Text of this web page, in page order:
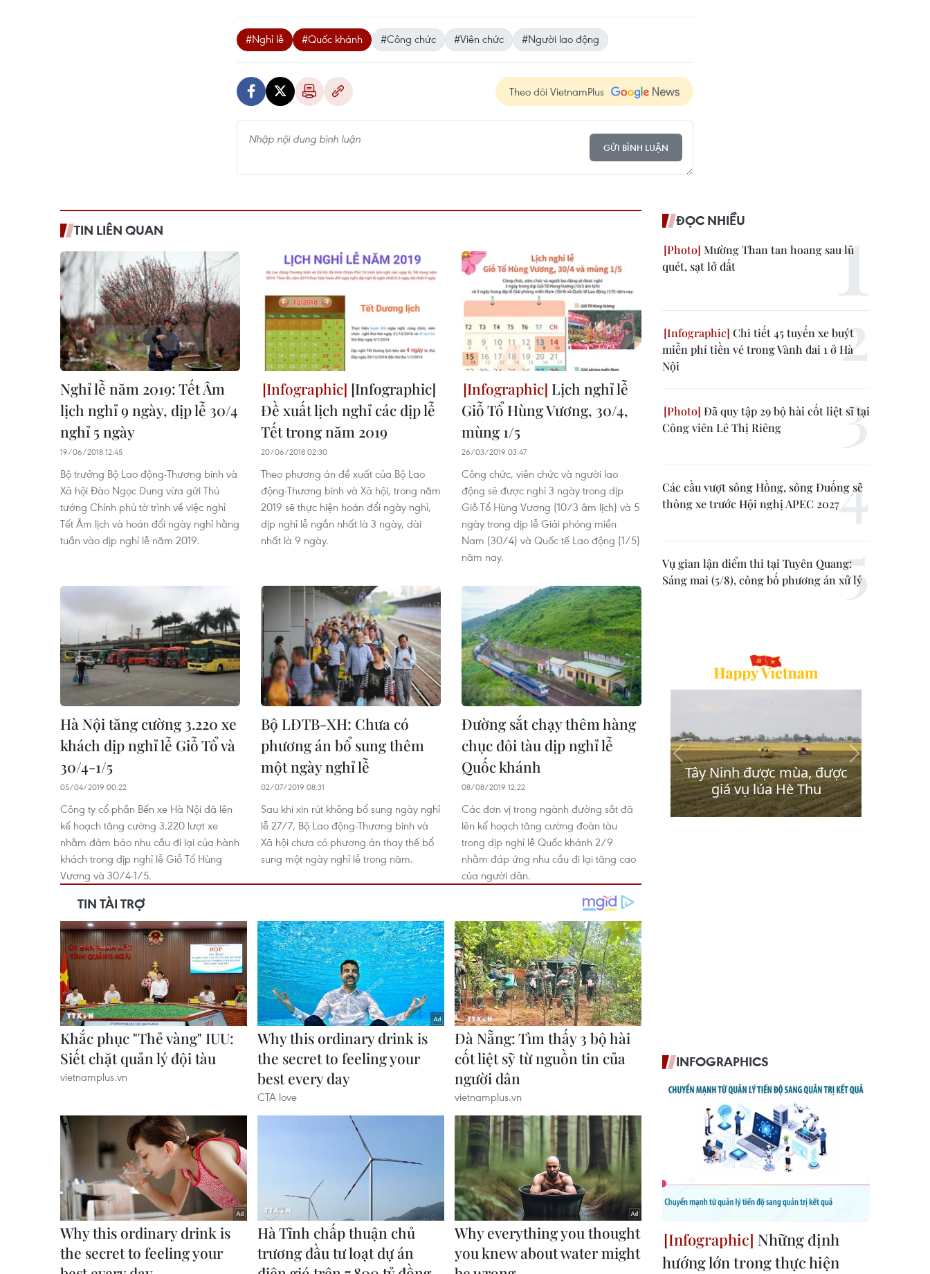
#Nghỉ lễ #Quốc khánh #Công chức #Viên chức #Người lao động
Theo dõi VietnamPlus
GỬI BÌNH LUẬN
TIN LIÊN QUAN
Nghỉ lễ năm 2019: Tết Âm
lịch nghỉ 9 ngày, dịp lễ 30/4
nghỉ 5 ngày
19/06/2018 12:45
Bộ trưởng Bộ Lao động-Thương binh và
Xã hội Đào Ngọc Dung vừa gửi Thủ
tướng Chính phủ tờ trình về việc nghỉ
Tết Âm lịch và hoán đổi ngày nghỉ hằng
tuần vào dịp nghỉ lễ năm 2019.
[Infographic]
Đề xuất lịch nghỉ các dịp lễ
Tết trong năm 2019
20/06/2018 02:30
Theo phương án đề xuất của Bộ Lao
động-Thương binh và Xã hội, trong năm
2019 sẽ thực hiện hoán đổi ngày nghỉ,
dịp nghỉ lễ ngắn nhất là 3 ngày, dài
nhất là 9 ngày.
Lịch nghỉ lễ
Giỗ Tổ Hùng Vương, 30/4,
mùng 1/5
26/03/2019 03:47
Công chức, viên chức và người lao
động sẽ được nghỉ 3 ngày trong dịp
Giỗ Tổ Hùng Vương (10/3 âm lịch) và 5
ngày trong dịp lễ Giải phóng miền
Nam (30/4) và Quốc tế Lao động (1/5)
năm nay.
Hà Nội tăng cường 3.220 xe
khách dịp nghỉ lễ Giỗ Tổ và
30/4-1/5
05/04/2019 00:22
Công ty cổ phần Bến xe Hà Nội đã lên
kế hoạch tăng cường 3.220 lượt xe
nhằm đảm bảo nhu cầu đi lại của hành
khách trong dịp nghỉ lễ Giỗ Tổ Hùng
Vương và 30/4-1/5.
Bộ LĐTB-XH: Chưa có
phương án bổ sung thêm
một ngày nghỉ lễ
02/07/2019 08:31
Sau khi xin rút không bổ sung ngày nghỉ
lễ 27/7, Bộ Lao động-Thương binh và
Xã hội chưa có phương án thay thế bổ
sung một ngày nghỉ lễ trong năm.
Đường sắt chạy thêm hàng
chục đôi tàu dịp nghỉ lễ
Quốc khánh
08/08/2019 12:22
Các đơn vị trong ngành đường sắt đã
lên kế hoạch tăng cường đoàn tàu
trong dịp nghỉ lễ Quốc khánh 2/9
nhằm đáp ứng nhu cầu đi lại tăng cao
của người dân.
ĐỌC NHIỀU
Mường Than tan hoang sau lũ
quét, sạt lở đất
Chi tiết 45 tuyến xe buýt
miễn phí tiền vé trong Vành đai 1 ở Hà
Nội
Đã quy tập 29 bộ hài cốt liệt sĩ tại
Công viên Lê Thị Riêng
Các cầu vượt sông Hồng, sông Đuống sẽ
thông xe trước Hội nghị APEC 2027
Vụ gian lận điểm thi tại Tuyên Quang:
Sáng mai (5/8), công bố phương án xử lý
INFOGRAPHICS
Những định
hướng lớn trong thực hiện